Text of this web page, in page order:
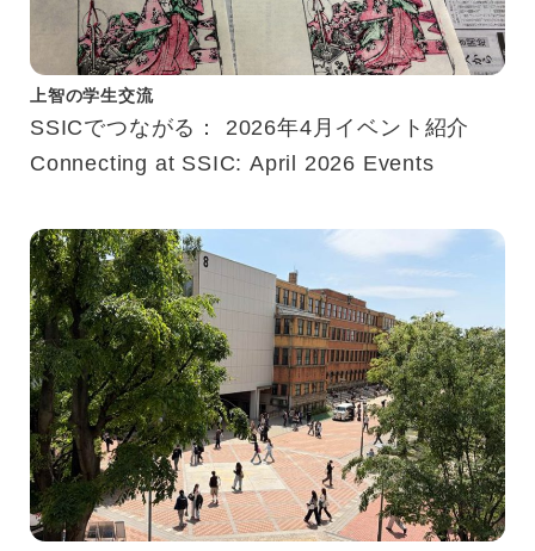
上智の学生交流
SSICでつながる： 2026年4月イベント紹介
Connecting at SSIC: April 2026 Events